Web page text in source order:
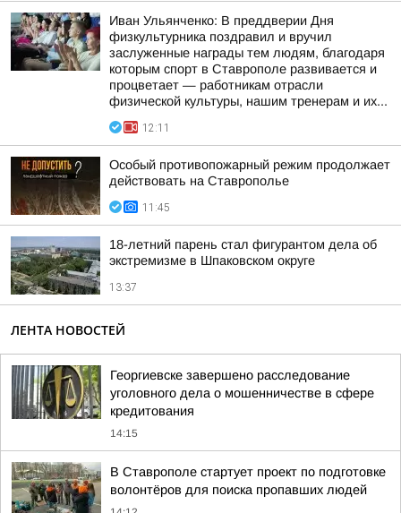
Иван Ульянченко: В преддверии Дня
физкультурника поздравил и вручил
заслуженные награды тем людям, благодаря
которым спорт в Ставрополе развивается и
процветает — работникам отрасли
физической культуры, нашим тренерам и их...
12:11
Особый противопожарный режим продолжает
действовать на Ставрополье
11:45
18-летний парень стал фигурантом дела об
экстремизме в Шпаковском округе
13:37
ЛЕНТА НОВОСТЕЙ
Георгиевске завершено расследование
уголовного дела о мошенничестве в сфере
кредитования
14:15
В Ставрополе стартует проект по подготовке
волонтёров для поиска пропавших людей